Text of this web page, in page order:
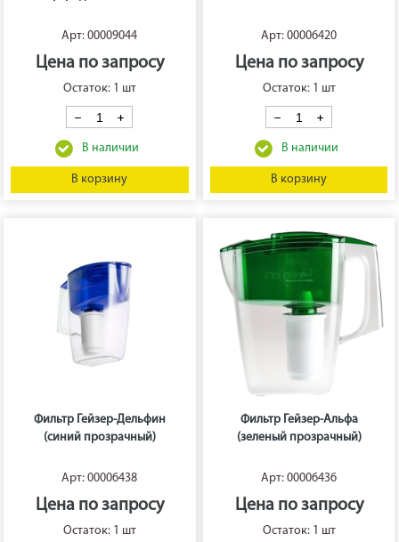
Арт: 00009044
Цена по запросу
Остаток: 1 шт
В корзину
Арт: 00006420
Цена по запросу
Остаток: 1 шт
В корзину
Фильтр Гейзер-Дельфин
(синий прозрачный)
Арт: 00006438
Цена по запросу
Остаток: 1 шт
Фильтр Гейзер-Альфа
(зеленый прозрачный)
Арт: 00006436
Цена по запросу
Остаток: 1 шт